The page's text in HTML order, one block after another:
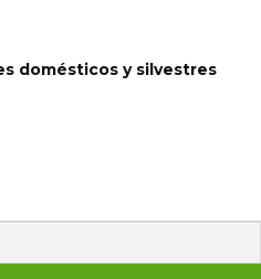
domésticos y silvestres